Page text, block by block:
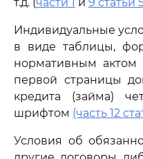
Индивидуальные
в виде таблицы,
нормативным актом
первой страницы
кредита (займа)
шрифтом (часть 12
Условия об